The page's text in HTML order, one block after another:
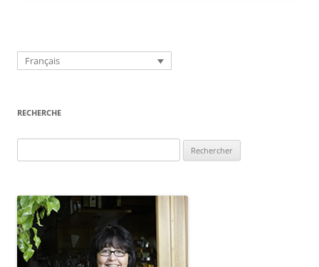
Français
RECHERCHE